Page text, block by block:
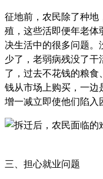
征地前，农民除了种
殖，这些活即便年老
决生活中的很多问题
少了，老弱病残没了
了，过去不花钱的粮
钱从市场上购买，一
增一减立即使他们陷入
三、担心就业问题